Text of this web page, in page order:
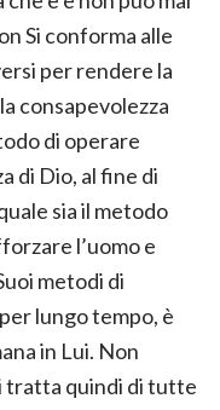
Si conforma alle
per rendere la
consapevolezza
di operare
di Dio, al fine di
sia il metodo
l’uomo e
metodi di
lungo tempo, è
in Lui. Non
tratta quindi di tutte